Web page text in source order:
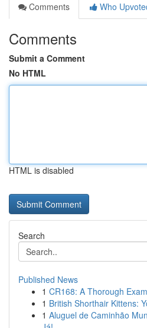
Comments
Who
Comments
Submit a Comment
No HTML
HTML is disabled
Search
Published News
1 CR168: A Thorough
1 British Shorthair Kittens:
1 Aluguel de Caminhão